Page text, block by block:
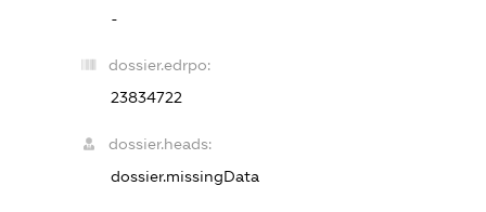
-
dossier.edrpo:
23834722
dossier.heads:
dossier.missingData